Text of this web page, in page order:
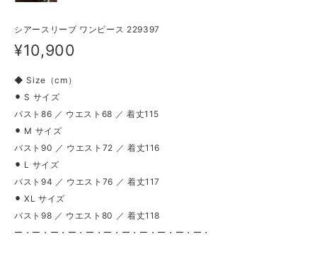
シアースリーブ ワンピース 229397
¥10,900
◆ Size（cm）
⚫︎ S サイズ
バスト86 ／ ウエスト68 ／ 着丈115
⚫︎ M サイズ
バスト90 ／ ウエスト72 ／ 着丈116
⚫︎ L サイズ
バスト94 ／ ウエスト76 ／ 着丈117
⚫︎ XL サイズ
バスト98 ／ ウエスト80 ／ 着丈118
ー・ー・ー・ー・ー・ー・ー・ー・ー・ー・ー・